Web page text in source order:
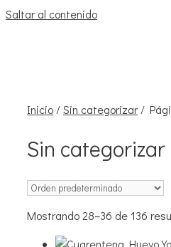
Saltar al contenido
Inicio /Sin categorizar/
Sin categorizar
Mostrando 28–36 de 136